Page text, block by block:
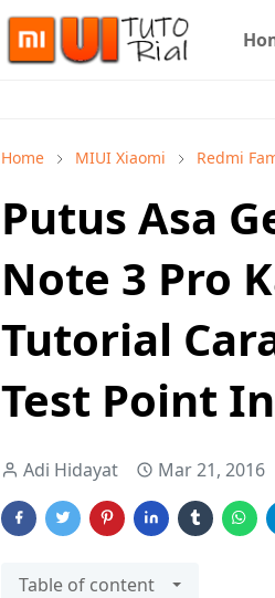
Home MIUI Xiaomi Redmi
Putus Asa
Note 3 Pro
Tutorial
Test Point
Adi Hidayat Mar 21, 2016
Table of content